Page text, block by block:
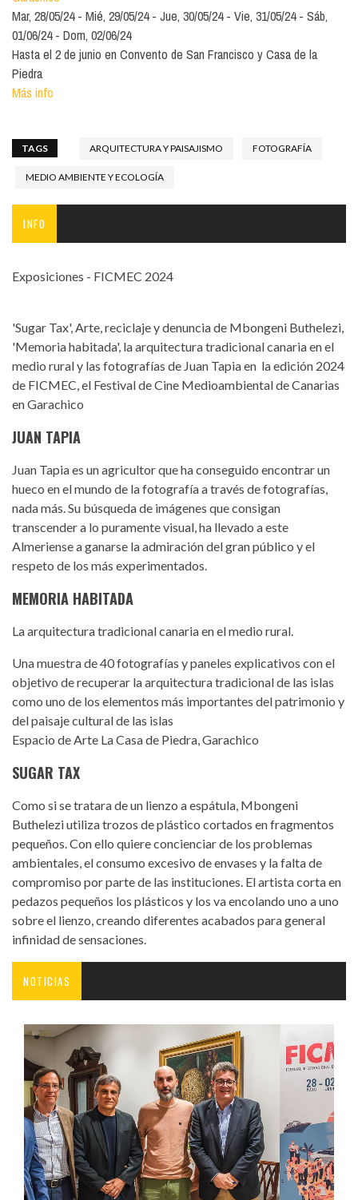
Mar, 28/05/24
Mié, 29/05/24 Jue, 30/05/24 Vie, 31/05/24
Sáb,
01/06/24
Dom, 02/06/24
Hasta el 2 de junio en Convento de San Francisco y Casa de la
Piedra
Más info
TAGS ARQUITECTURA Y PAISAJISMO FOTOGRAFÍA
MEDIO AMBIENTE Y ECOLOGÍA
INFO
Exposiciones - FICMEC 2024
'Sugar Tax', Arte, reciclaje y denuncia de Mbongeni Buthelezi,
'Memoria habitada', la arquitectura tradicional canaria en el
medio rural y las fotografías de Juan Tapia en la edición 2024
de FICMEC, el Festival de Cine Medioambiental de Canarias
en Garachico
JUAN TAPIA
Juan Tapia es un agricultor que ha conseguido encontrar un
hueco en el mundo de la fotografía a través de fotografías,
nada más. Su búsqueda de imágenes que consigan
transcender a lo puramente visual, ha llevado a este
Almeriense a ganarse la admiración del gran público y el
respeto de los más experimentados.
MEMORIA HABITADA
La arquitectura tradicional canaria en el medio rural.
Una muestra de 40 fotografías y paneles explicativos con el
objetivo de recuperar la arquitectura tradicional de las islas
como uno de los elementos más importantes del patrimonio y
del paisaje cultural de las islas
Espacio de Arte La Casa de Piedra, Garachico
SUGAR TAX
Como si se tratara de un lienzo a espátula, Mbongeni
Buthelezi utiliza trozos de plástico cortados en fragmentos
pequeños. Con ello quiere concienciar de los problemas
ambientales, el consumo excesivo de envases y la falta de
compromiso por parte de las instituciones. El artista corta en
pedazos pequeños los plásticos y los va encolando uno a uno
sobre el lienzo, creando diferentes acabados para general
infinidad de sensaciones.
NOTICIAS